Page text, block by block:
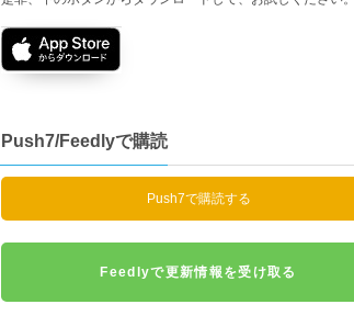
Push7/Feedlyで購読
Push7で購読する
Feedlyで更新情報を受け取る